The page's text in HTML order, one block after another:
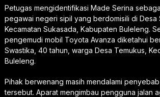
Petugas mengidentifikasi Made Serina
pegawai negeri sipil yang berdomisili di Desa
Kecamatan Sukasada, Kabupaten Buleleng.
pengemudi mobil Toyota Avanza diketahui
Swastika, 40 tahun, warga Desa Temukus,
Buleleng.
Pihak berwenang masih mendalami
tersebut. Aparat mengimbau pengguna jalan